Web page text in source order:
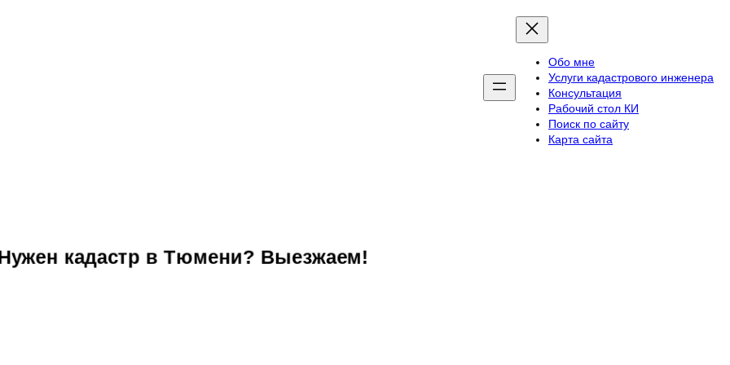
Обо мне
Услуги кадастрового инженера
Консультация
Рабочий стол КИ
Поиск по сайту
Карта сайта
кадастр в Тюмени? Выезжаем!